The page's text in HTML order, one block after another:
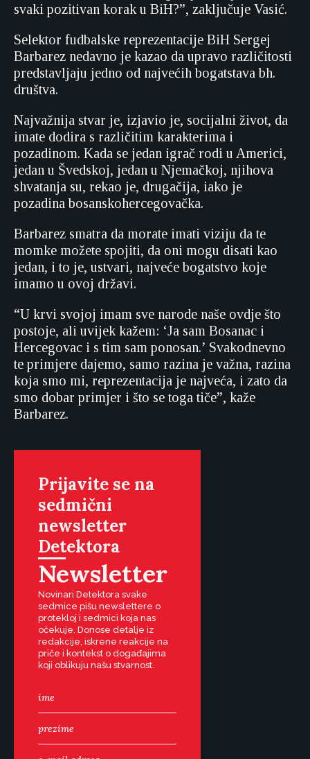
svaki pozitivan korak u BiH?”, zaključuje Vasić.
Selektor fudbalske reprezentacije BiH Sergej
Barbarez nedavno je kazao da upravo različitosti
predstavljaju jedno od najvećih bogatstava bh.
društva.
Najvažnija stvar je, izjavio je, socijalni život, da
imate dodira s različitim karakterima i
pozadinom. Kada se jedan igrač rodi u Americi,
jedan u Švedskoj, jedan u Njemačkoj, njihova
shvatanja su, rekao je, drugačija, iako je
pozadina bosanskohercegovačka.
Barbarez smatra da morate imati viziju da te
momke možete spojiti, da oni mogu disati kao
jedan, i to je, ustvari, najveće bogatstvo koje
imamo u ovoj državi.
“U krvi svojoj imam sve narode naše ovdje što
postoje, ali uvijek kažem: ‘Ja sam Bosanac i
Hercegovac i s tim sam ponosan.’ Svakodnevno
te primjere dajemo, samo razina je važna, razina
koja smo mi, reprezentacija je najveća, i zato da
smo dobar primjer i što se toga tiče”, kaže
Barbarez.
Prijavite se na
sedmični
newsletter
Detektora
Newsletter
Novinari Detektora svake
sedmice pišu newslettere o
protekloj i sedmici koja nas
očekuje. Donose detalje iz
redakcije, iskrene reakcije na
priče i kontekst o događajima
koji oblikuju našu stvarnost.